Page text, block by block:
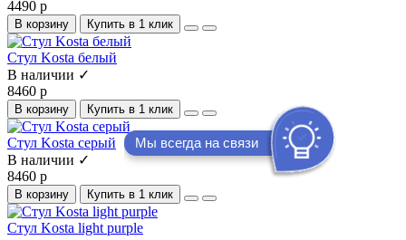
4490 р
В корзину Купить в 1 клик
Стул Kosta белый
В наличии ✓
8460 р
В корзину Купить в 1 клик
Стул Kosta серый
В наличии ✓
8460 р
В корзину Купить в 1 клик
Стул Kosta light purple
Мы всегда на связи